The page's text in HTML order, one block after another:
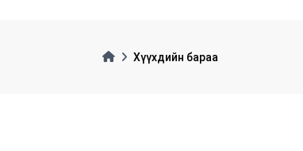
Хүүхдийн бараа